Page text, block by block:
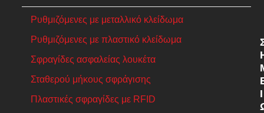
Ρυθμιζόμενες με μεταλλικό κλείδωμα
Ρυθμιζόμενες με πλαστικό κλείδωμα
Σφραγίδες ασφαλείας λουκέτα
Σταθερού μήκους σφράγισης
Πλαστικές σφραγίδες με RFID
Ί